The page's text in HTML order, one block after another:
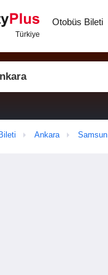
Otobüs Bileti
Ankara Samsun